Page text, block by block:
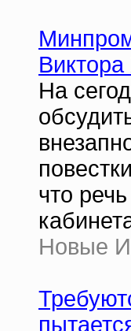
На
что
Новые